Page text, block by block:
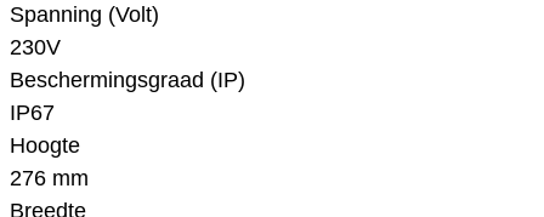
Spanning (Volt)
230V
Beschermingsgraad (IP)
IP67
Hoogte
276 mm
Breedte